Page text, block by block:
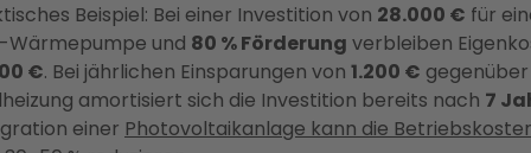
Beispiel: Bei einer Investition von 28.000 € für
Wärmepumpe und 80 % Förderung verbleiben
€. Bei jährlichen Einsparungen von 1.200 €
amortisiert sich die Investition bereits nach 7
einer Photovoltaikanlage kann die